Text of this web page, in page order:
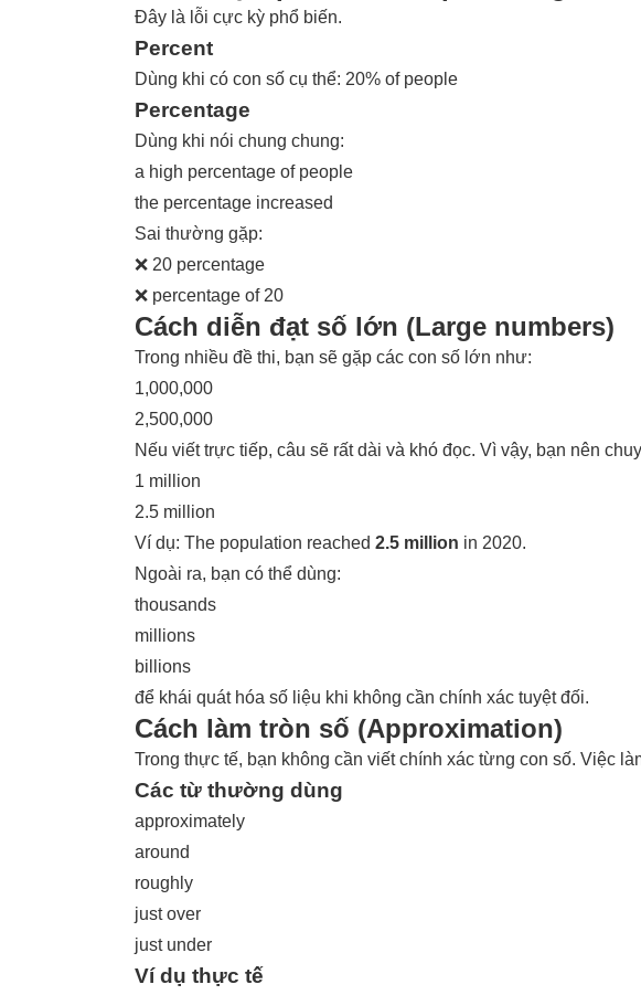
Đây là lỗi cực kỳ phổ biến.
Percent
Dùng khi có con số cụ thể: 20% of people
Percentage
Dùng khi nói chung chung:
a high percentage of people
the percentage increased
Sai thường gặp:
❌ 20 percentage
❌ percentage of 20
Cách diễn đạt số lớn (Large numbers)
Trong nhiều đề thi, bạn sẽ gặp các con số lớn như:
1,000,000
2,500,000
Nếu viết trực tiếp, câu sẽ rất dài và khó đọc. Vì vậy, bạn nên
1 million
2.5 million
Ví dụ: The population reached 2.5 million in 2020.
Ngoài ra, bạn có thể dùng:
thousands
millions
billions
để khái quát hóa số liệu khi không cần chính xác tuyệt đối.
Cách làm tròn số (Approximation)
Trong thực tế, bạn không cần viết chính xác từng con số. Việc
Các từ thường dùng
approximately
around
roughly
just over
just under
Ví dụ thực tế